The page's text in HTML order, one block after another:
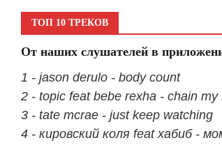
ТОП 10 ТРЕКОВ
От наших слушателей в
1 - jason derulo - body count
2 - topic feat bebe rexha - chain my
3 - tate mcrae - just keep watching
4 - кировский коля feat хабиб -